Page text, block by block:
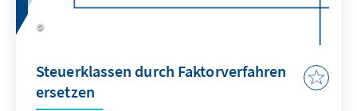
Steuerklassen durch Faktorverfahren
ersetzen